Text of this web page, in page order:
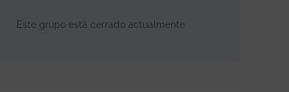
Este grupo está cerrado actualmente